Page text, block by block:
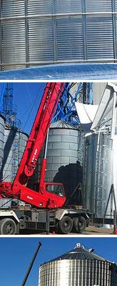
CLIQUEZ POUR
CLIQUEZ POUR